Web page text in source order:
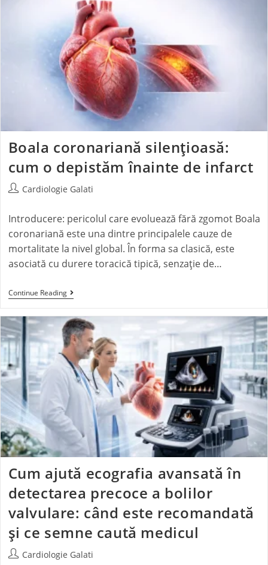
Boala coronariană silențioasă:
cum o depistăm înainte de infarct
Cardiologie Galati
Introducere: pericolul care evoluează fără zgomot Boala
coronariană este una dintre principalele cauze de
mortalitate la nivel global. În forma sa clasică, este
asociată cu durere toracică tipică, senzație de…
Continue Reading
Cum ajută ecografia avansată în
detectarea precoce a bolilor
valvulare: când este recomandată
și ce semne caută medicul
Cardiologie Galati